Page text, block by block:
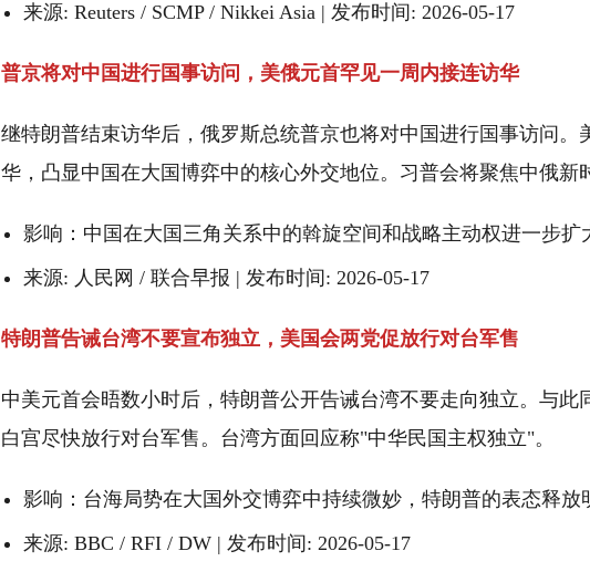
来源: Reuters / SCMP / Nikkei Asia | 发布时间: 2026-05-17
普京将对中国进行国事访问，美俄元首罕见一周内接连访华
继特朗普结束访华后，俄罗斯总统普京也将对中国进行国事访问。
华，凸显中国在大国博弈中的核心外交地位。习普会将聚焦中俄新
影响：中国在大国三角关系中的斡旋空间和战略主动权进一步扩
来源: 人民网 / 联合早报 | 发布时间: 2026-05-17
特朗普告诫台湾不要宣布独立，美国会两党促放行对台军售
中美元首会晤数小时后，特朗普公开告诫台湾不要走向独立。与此
白宫尽快放行对台军售。台湾方面回应称"中华民国主权独立"。
影响：台海局势在大国外交博弈中持续微妙，特朗普的表态释放
来源: BBC / RFI / DW | 发布时间: 2026-05-17